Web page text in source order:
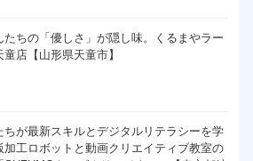
たちの「優しさ」が隠し味。くるまやラー
童店【山形県天童市】
ちが最新スキルとデジタルリテラシーを学
加工ロボットと動画クリエイティブ教室の